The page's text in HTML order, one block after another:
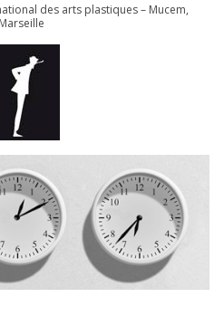
des arts plas­tiques – Mucem,
Marseille